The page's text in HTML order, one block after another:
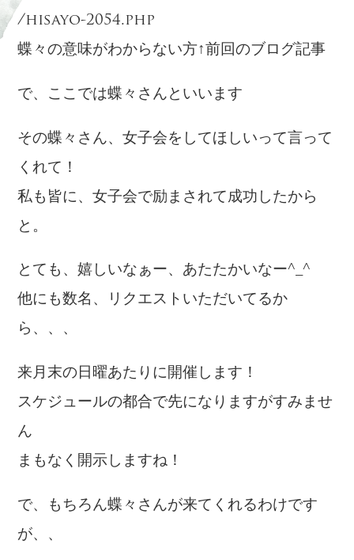
/hisayo-2054.php
蝶々の意味がわからない方↑前回のブログ記事
で、ここでは蝶々さんといいます
その蝶々さん、女子会をしてほしいって言って
くれて！
私も皆に、女子会で励まされて成功したから
と。
とても、嬉しいなぁー、あたたかいなー^_^
他にも数名、リクエストいただいてるか
ら、、、
来月末の日曜あたりに開催します！
スケジュールの都合で先になりますがすみませ
ん
まもなく開示しますね！
で、もちろん蝶々さんが来てくれるわけです
が、、